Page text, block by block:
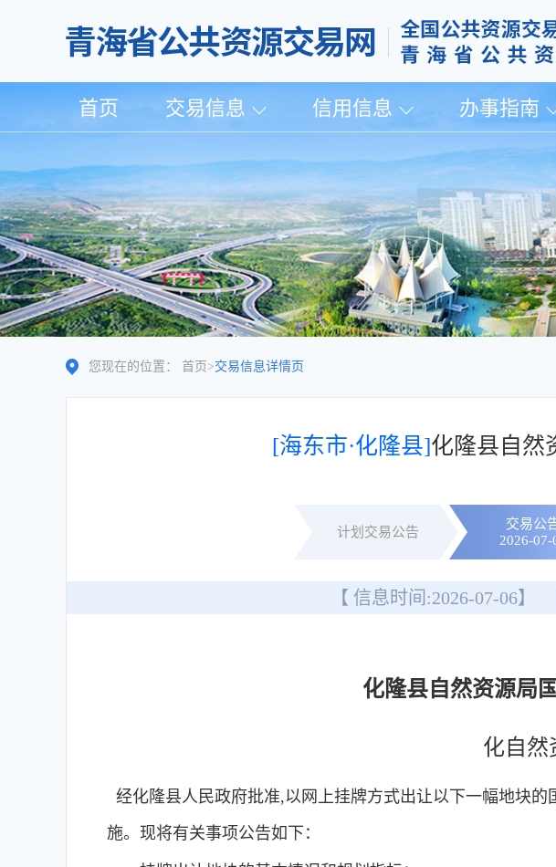
首页 交易信息 信用信息 办事指南
您现在的位置： 首页 >交易信息详情页
[海东市·化隆县]化隆县自然
计划交易公告
交易公
2026-07-
【 信息时间:2026-07-06】
化隆县自然资源局
化自然
经化隆县人民政府批准,以网上挂牌方式出让以下一幅地块
施。现将有关事项公告如下：